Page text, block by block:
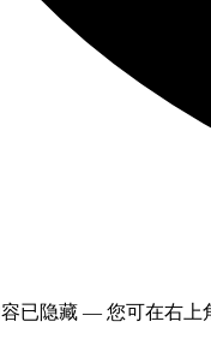
容已隐藏 — 您可在右